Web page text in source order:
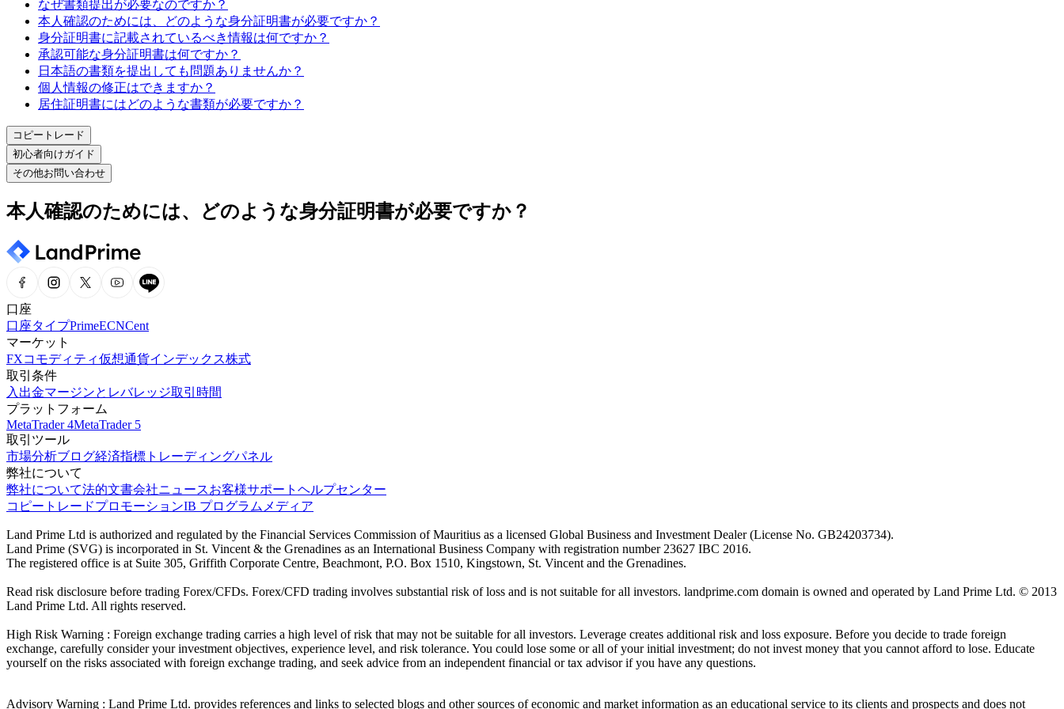
なぜ書類提出が必要なのですか？
本人確認のためには、どのような身分証明書が必要ですか？
身分証明書に記載されているべき情報は何ですか？
承認可能な身分証明書は何ですか？
日本語の書類を提出しても問題ありませんか？
個人情報の修正はできますか？
居住証明書にはどのような書類が必要ですか？
コピートレード
初心者向けガイド
その他お問い合わせ
本人確認のためには、どのような身分証明書が必要ですか？
口座
口座タイプPrimeECNCent
マーケット
FXコモディティ仮想通貨インデックス株式
取引条件
入出金マージンとレバレッジ取引時間
プラットフォーム
MetaTrader 4MetaTrader 5
取引ツール
市場分析ブログ経済指標 トレーディングパネル
弊社について
弊社について法的文書会社ニュースお客様サポート ヘルプセンター
コピートレードプロモーションIB プログラム メディア
Land Prime Ltd is authorized and regulated by the Financial Services Commission of Mauritius as a licensed Global Business and Investment Dealer (License No. GB24203734).
Land Prime (SVG) is incorporated in St. Vincent & the Grenadines as an International Business Company with registration number 23627 IBC 2016.
The registered office is at Suite 305, Griffith Corporate Centre, Beachmont, P.O. Box 1510, Kingstown, St. Vincent and the Grenadines.
Read risk disclosure before trading Forex/CFDs. Forex/CFD trading involves substantial risk of loss and is not suitable for all investors. landprime.com domain is owned and operated by Land Prime Ltd. © 2013
Land Prime Ltd. All rights reserved.
High Risk Warning : Foreign exchange trading carries a high level of risk that may not be suitable for all investors. Leverage creates additional risk and loss exposure. Before you decide to trade foreign
exchange, carefully consider your investment objectives, experience level, and risk tolerance. You could lose some or all of your initial investment; do not invest money that you cannot afford to lose. Educate
yourself on the risks associated with foreign exchange trading, and seek advice from an independent financial or tax advisor if you have any questions.
Advisory Warning : Land Prime Ltd. provides references and links to selected blogs and other sources of economic and market information as an educational service to its clients and prospects and does not